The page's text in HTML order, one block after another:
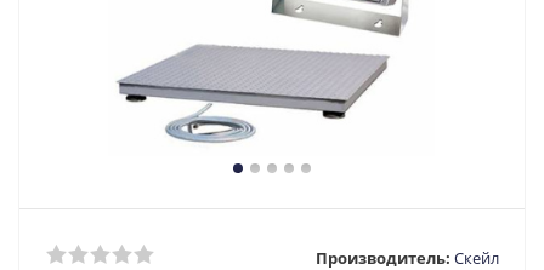
Производитель: Скейл